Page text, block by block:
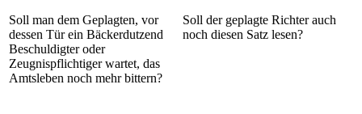
Soll man dem Geplagten, vor
dessen Tür ein Bäckerdutzend
Beschuldigter oder
Zeugnispflichtiger wartet, das
Amtsleben noch mehr bittern?
Soll der geplagte Richter auch
noch diesen Satz lesen?